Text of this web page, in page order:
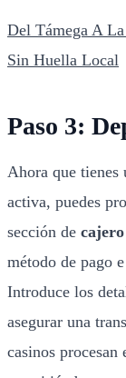
Del Támega A
Sin Huella Local
Paso 3:
Ahora que tienes
activa, puedes
sección de cajero
método de pago
Introduce los
asegurar una
casinos procesan